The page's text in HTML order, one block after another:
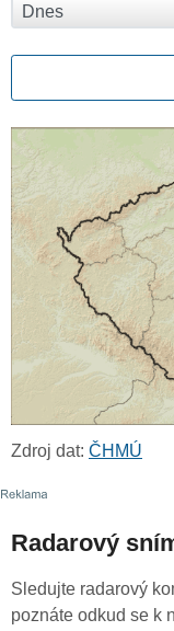
Zdroj dat: ČHMÚ
Radarový
Sledujte radarový
poznáte odkud se k